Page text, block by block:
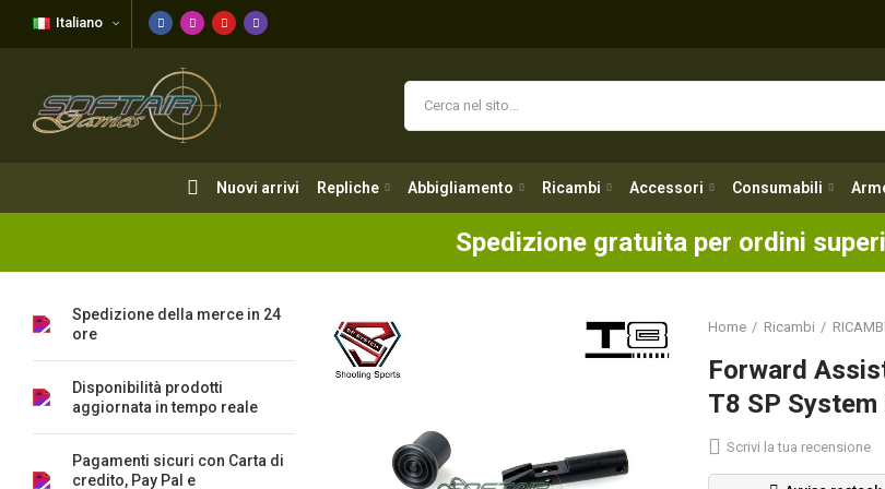
Italiano
Nuovi arrivi Repliche Abbigliamento Ricambi Accessori Consumabili
Spedizione gratuita per ordini
Nuovi arrivi
Home Ricambi
Forward
T8 SP
Scrivi la tua recensione
Spedizione della merce in 24
ore
Disponibilità prodotti
aggiornata in tempo reale
Pagamenti sicuri con Carta di
credito, Pay Pal e